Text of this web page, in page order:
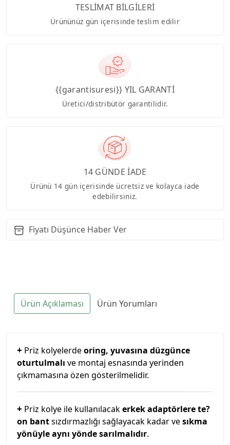
TESLİMAT BİLGİLERİ
Ürününüz gün içerisinde teslim edilir
{{garantisuresi}} YIL GARANTİ
Üretici/distribütör garantilidir.
14 GÜNDE İADE
Ürünü 14 gün içerisinde ücretsiz ve kolayca iade
edebilirsiniz.
Fiyatı Düşünce Haber Ver
Ürün Açıklaması Ürün Yorumları
+ Priz kolyelerdeoring, yuvasına düzgünce
oturtulmalı ve montaj esnasında yerinden
çıkmamasına özen gösterilmelidir.
+ Priz kolye ile kullanılacakerkek adaptörlere te?
on bantsızdırmazlığı sağlayacak kadar vesıkma
yönüyle aynı yönde sarılmalıdır.